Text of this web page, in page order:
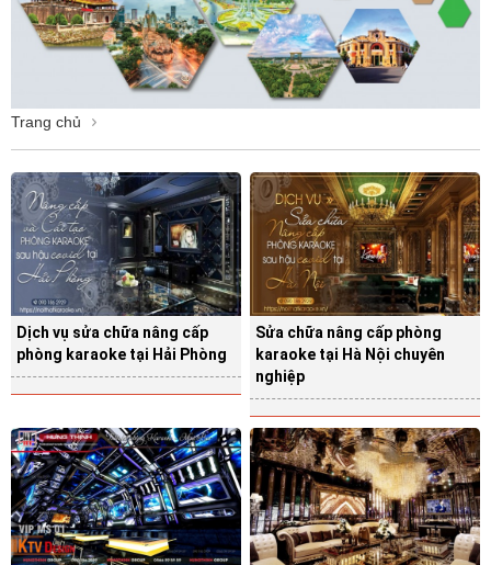
Trang chủ
Dịch vụ sửa chữa nâng cấp
phòng karaoke tại Hải Phòng
Sửa chữa nâng cấp phòng
karaoke tại Hà Nội chuyên
nghiệp